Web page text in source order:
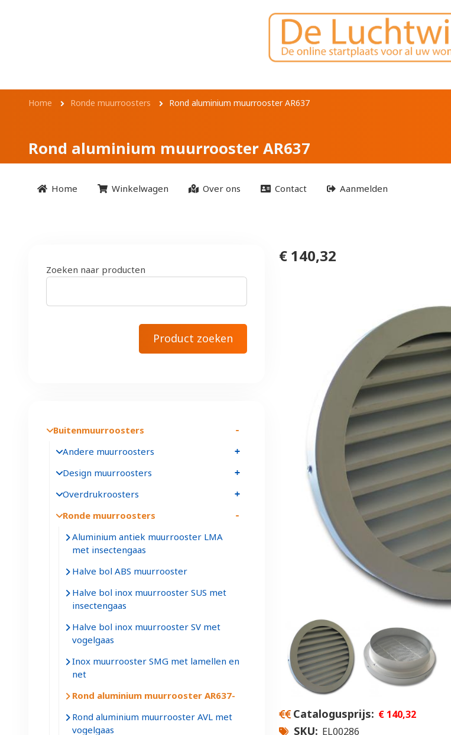
Rond aluminium muurrooster
Kruimelpad
Home Ronde muurroosters Rond aluminium muurrooster AR637
Rond aluminium muurrooster AR637
Home Winkelwagen Over ons Contact Aanmelden
€ 140,32
Catalogusprijs € 140,32
SKU EL00286
Zoeken naar producten
Buitenmuurroosters
Andere muurroosters
Design muurroosters
Overdrukroosters
Ronde muurroosters
Aluminium antiek muurrooster LMA
met insectengaas
Halve bol ABS muurrooster
Halve bol inox muurrooster SUS met
insectengaas
Halve bol inox muurrooster SV met
vogelgaas
Inox muurrooster SMG met lamellen en
net
Rond aluminium muurrooster AR637
Rond aluminium muurrooster AVL met
vogelgaas